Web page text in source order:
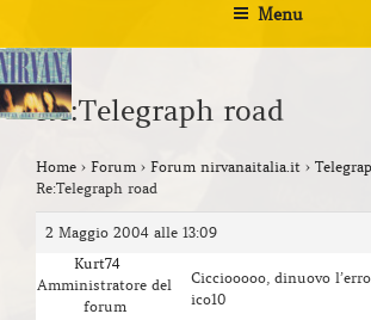
Menu
Re:Telegraph road
Home › Forum › Forum nirvanaitalia.it ›
Re:Telegraph road
2 Maggio 2004 alle 13:09
Kurt74
Amministratore del
forum
Cicciooooo, dinuovo
ico10